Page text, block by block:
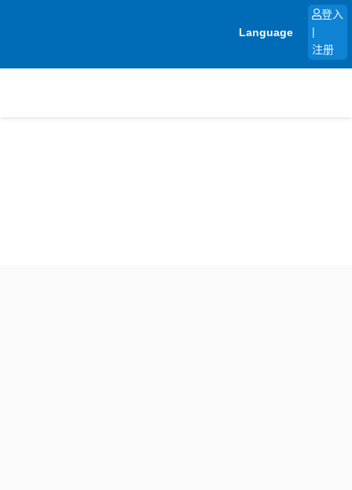
Language
登入
注册